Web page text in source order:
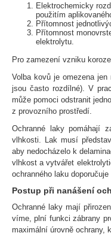
Elektrochemicky
použitím
Přítomnost
Přítomnost
elektrolytu.
Pro zamezení vzniku
Volba kovů je omezena
jsou často rozdílné). V
může pomoci odstranit
z provozního prostředí.
Ochranné laky pomáhají
vlhkosti. Lak musí
aby nedocházelo k
vlhkost a vytvářet
ochranného laku
Postup při nanášení
Ochranné laky mají
víme, plní funkci zábrany
maximální úrovně ochrany,